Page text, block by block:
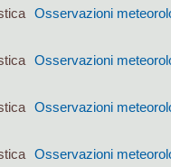
Osservazioni
Osservazioni
Osservazioni
Osservazioni